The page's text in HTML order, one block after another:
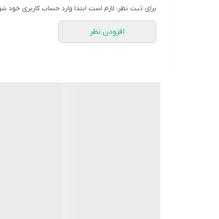
برای ثبت نظر، لازم است ابتدا وارد حساب کاربری خود
افزودن نظر